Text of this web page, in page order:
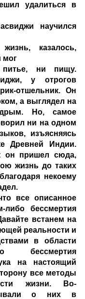
удалиться в
научился
казалось,
мог
ни пищу.
у отрогов
отшельник. Он
а выглядел на
Но, самое
ни на одном
изъясняясь
Древней Индии.
он пришел сюда,
жизнь до таких
некоему
все описанное
бессмертия
встанем на
реальности и
в области
бессмертия
на настоящий
все методы
жизни. Во-
о них в